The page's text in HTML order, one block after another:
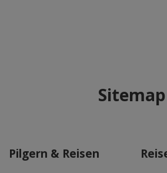
Apr 2027
Mai 2027
Sitemap
Pilgern & Reisen